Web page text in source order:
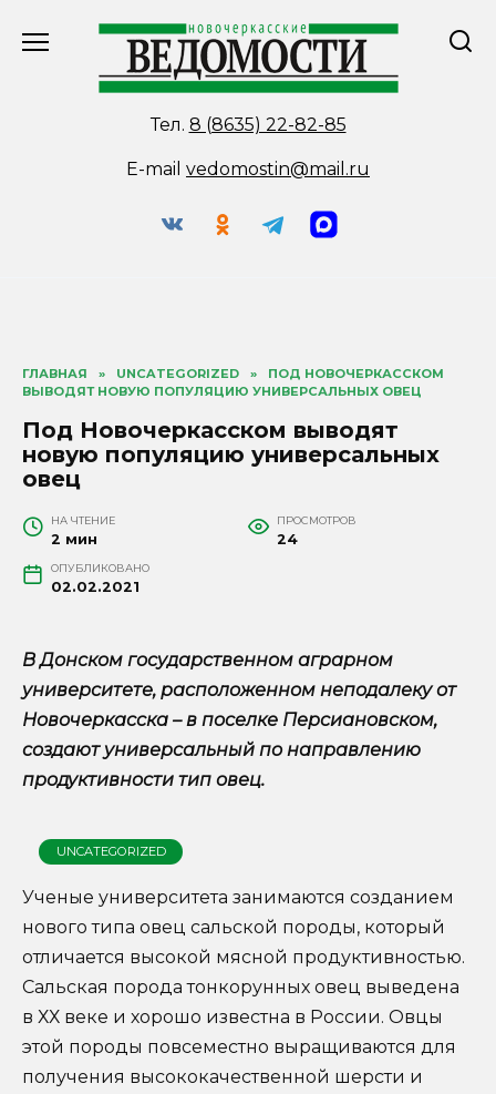
Тел. 8 (8635) 22-82-85
E-mail vedomostin@mail.ru
ГЛАВНАЯ » UNCATEGORIZED »
ПОД НОВОЧЕРКАССКОМ
ВЫВОДЯТ НОВУЮ ПОПУЛЯЦИЮ УНИВЕРСАЛЬНЫХ ОВЕЦ
Под Новочеркасском выводят
новую популяцию универсальных
овец
НА ЧТЕНИЕ
2 мин
ПРОСМОТРОВ
24
ОПУБЛИКОВАНО
02.02.2021
В Донском государственном аграрном
университете, расположенном неподалеку от
Новочеркасска – в поселке Персиановском,
создают универсальный по направлению
продуктивности тип овец.
UNCATEGORIZED
Ученые университета занимаются созданием
нового типа овец сальской породы, который
отличается высокой мясной продуктивностью.
Сальская порода тонкорунных овец выведена
в ХХ веке и хорошо известна в России. Овцы
этой породы повсеместно выращиваются для
получения высококачественной шерсти и